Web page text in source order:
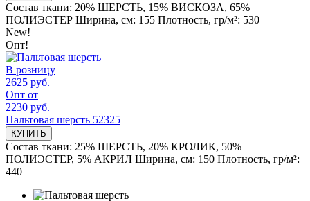
Состав ткани: 20% ШЕРСТЬ, 15% ВИСКОЗА, 65%
ПОЛИЭСТЕР Ширина, см: 155 Плотность, гр/м²: 530
New!
Опт!
В розницу
2625 руб.
Опт от
2230 руб.
Пальтовая шерсть 52325
КУПИТЬ
Состав ткани: 25% ШЕРСТЬ, 20% КРОЛИК, 50%
ПОЛИЭСТЕР, 5% АКРИЛ Ширина, см: 150 Плотность, гр/м²:
440